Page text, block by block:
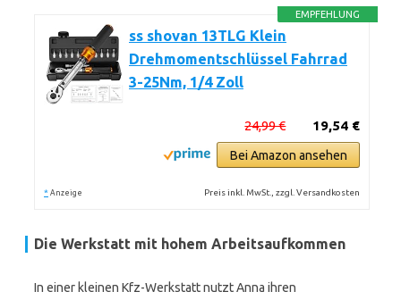
EMPFEHLUNG
ss shovan 13TLG Klein
Drehmomentschlüssel Fahrrad
3-25Nm, 1/4 Zoll
19,54 €
24,99 €
Bei Amazon ansehen
* Anzeige Preis inkl. MwSt., zzgl. Versandkosten
Die Werkstatt mit hohem Arbeitsaufkommen
In einer kleinen Kfz-Werkstatt nutzt Anna ihren